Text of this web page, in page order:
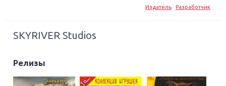
Издатель Разработчик
SKYRIVER Studios
Релизы